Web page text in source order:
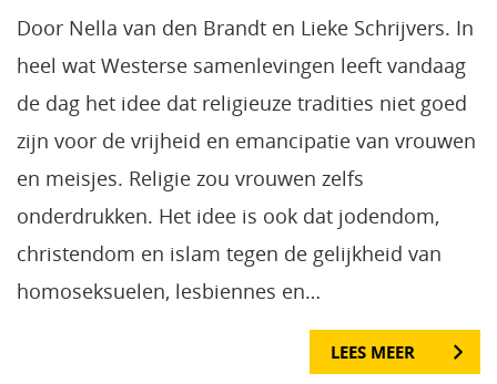
Door Nella van den Brandt en Lieke Schrijvers. In
heel wat Westerse samenlevingen leeft vandaag
de dag het idee dat religieuze tradities niet goed
zijn voor de vrijheid en emancipatie van vrouwen
en meisjes. Religie zou vrouwen zelfs
onderdrukken. Het idee is ook dat jodendom,
christendom en islam tegen de gelijkheid van
homoseksuelen, lesbiennes en…
LEES MEER